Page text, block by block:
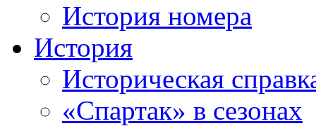
История номера
История
Историческая
«Спартак» в сезонах